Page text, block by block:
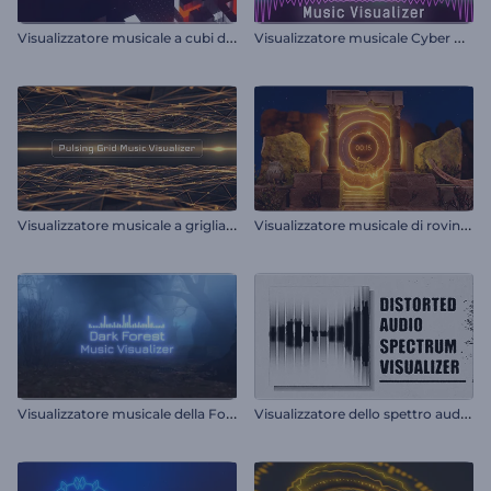
V
isualizzatore musicale a cubi di mosaico V
isualizzatore musicale Cyber Beats
V
isualizzatore musicale a griglia pulsante V
isualizzatore musicale di rovine antiche
V
isualizzatore musicale della Foresta Oscura V
isualizzatore dello spettro audio distorto